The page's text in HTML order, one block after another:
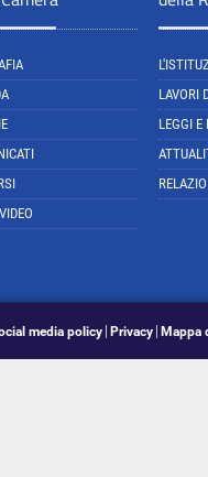
LAVORI
LEGGI E
media policy Privacy Mappa